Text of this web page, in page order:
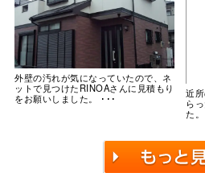
外壁の汚れが気になっていたので、ネ
ットで見つけたRINOAさんに見積もり
をお願いしました。 ･･･
近
ら
た